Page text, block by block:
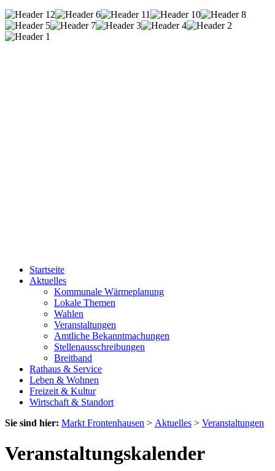
Startseite
Aktuelles
Kommunale Wärmeplanung
Lokale Themen
Wahlen
Veranstaltungen
Amtliche Bekanntmachungen
Stellenausschreibungen
Breitband
Rathaus & Service
Leben & Wohnen
Freizeit & Kultur
Wirtschaft & Standort
Sie sind hier: Markt Frontenhausen > Aktuelles > Veranstaltungen
Veranstaltungskalender